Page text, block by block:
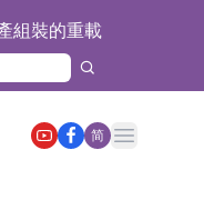
組裝的重載
業先發產品優勢
路云協同的L4級
入小規模商用示
達成戰略合作 共
絡
州華旃的高速模
简
main menu